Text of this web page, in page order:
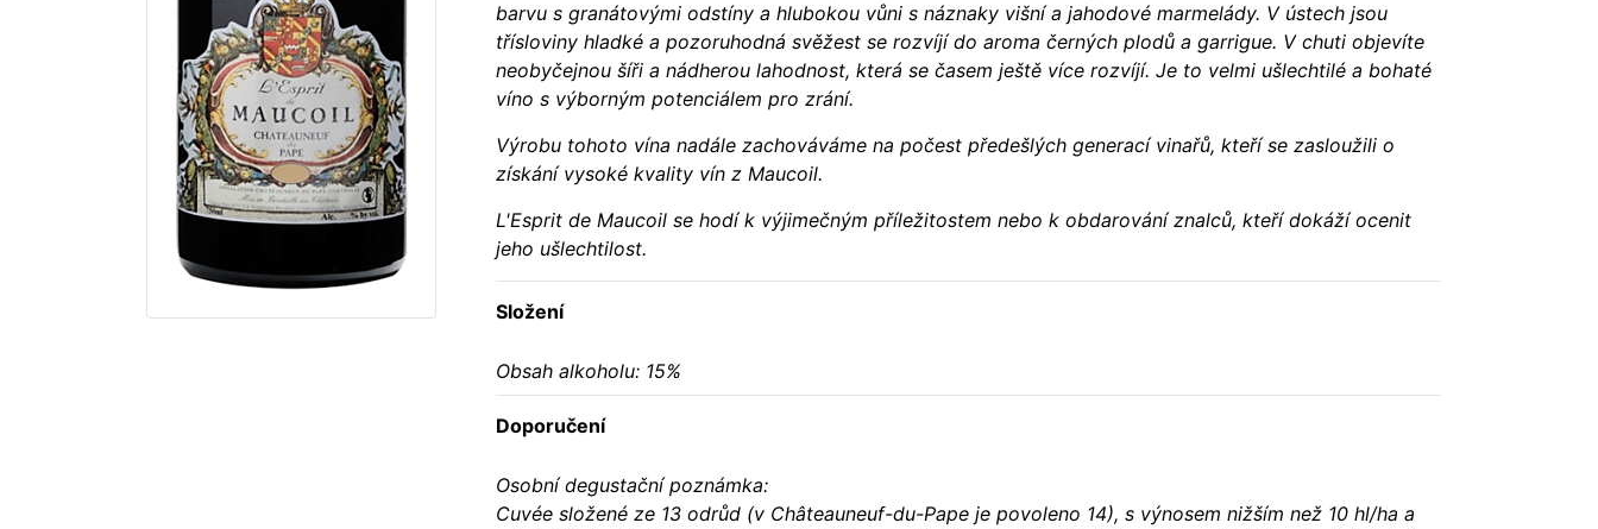
barvu s granátovými odstíny a hlubokou vůni s náznaky višní a jahodové marmelády. V ústech jsou
třísloviny hladké a pozoruhodná svěžest se rozvíjí do aroma černých plodů a garrigue. V chuti objevíte
neobyčejnou šíři a nádherou lahodnost, která se časem ještě více rozvíjí. Je to velmi ušlechtilé a bohaté
víno s výborným potenciálem pro zrání.
Výrobu tohoto vína nadále zachováváme na počest předešlých generací vinařů, kteří se zasloužili o
získání vysoké kvality vín z Maucoil.
L'Esprit de Maucoil se hodí k výjimečným příležitostem nebo k obdarování znalců, kteří dokáží ocenit
jeho ušlechtilost.
Složení
Obsah alkoholu: 15%
Doporučení
Osobní degustační poznámka:
Cuvée složené ze 13 odrůd (v Châteauneuf-du-Pape je povoleno 14), s výnosem nižším než 10 hl/ha a